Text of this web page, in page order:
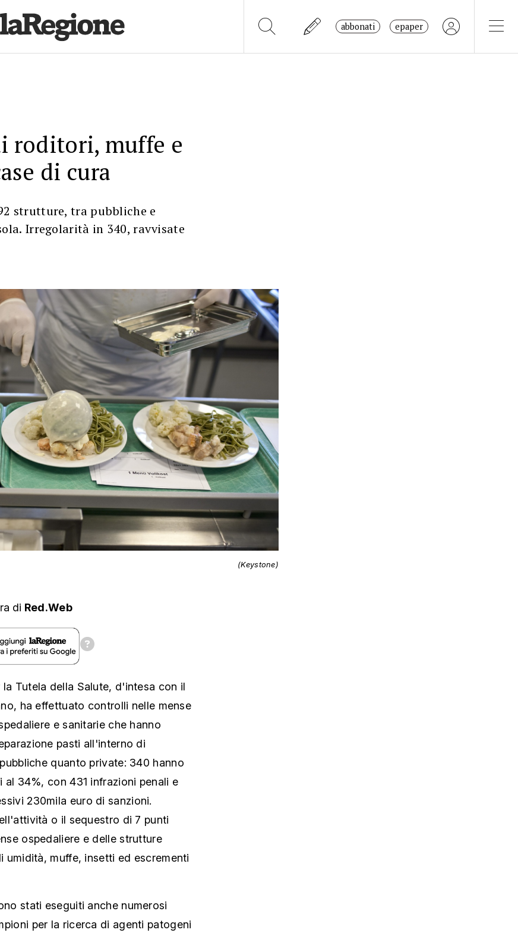
abbonati epaper
roditori, muffe e
di cura
strutture, tra pubbliche e
Irregolarità in 340, ravvisate
(Keystone)
di Red.Web
Tutela della Salute, d'intesa con il
ha effettuato controlli nelle mense
e sanitarie che hanno
pasti all'interno di
quanto private: 340 hanno
al 34%, con 431 infrazioni penali e
230mila euro di sanzioni.
o il sequestro di 7 punti
ospedaliere e delle strutture
umidità, muffe, insetti ed escrementi
stati eseguiti anche numerosi
per la ricerca di agenti patogeni